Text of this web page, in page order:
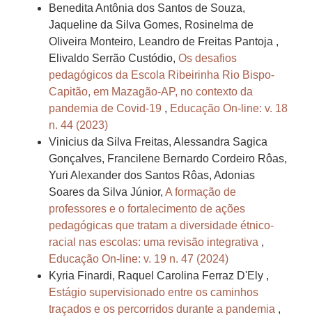
Benedita Antônia dos Santos de Souza,
Jaqueline da Silva Gomes, Rosinelma de
Oliveira Monteiro, Leandro de Freitas Pantoja ,
Elivaldo Serrão Custódio, Os desafios
pedagógicos da Escola Ribeirinha Rio Bispo-
Capitão, em Mazagão-AP, no contexto da
pandemia de Covid-19 , Educação On-line: v. 18
n. 44 (2023)
Vinicius da Silva Freitas, Alessandra Sagica
Gonçalves, Francilene Bernardo Cordeiro Rôas,
Yuri Alexander dos Santos Rôas, Adonias
Soares da Silva Júnior, A formação de
professores e o fortalecimento de ações
pedagógicas que tratam a diversidade étnico-
racial nas escolas: uma revisão integrativa ,
Educação On-line: v. 19 n. 47 (2024)
Kyria Finardi, Raquel Carolina Ferraz D'Ely ,
Estágio supervisionado entre os caminhos
traçados e os percorridos durante a pandemia ,